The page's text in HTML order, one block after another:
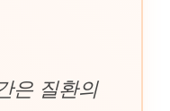
은 질환의